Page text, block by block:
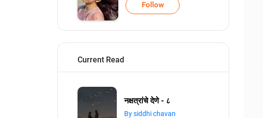
Follow
Current Read
नक्षत्रांचे देणे - ८
By siddhi chavan